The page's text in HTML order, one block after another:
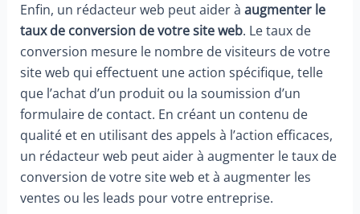
Enfin, un rédacteur web peut aider à augmenter le
taux de conversion de votre site web. Le taux de
conversion mesure le nombre de visiteurs de votre
site web qui effectuent une action spécifique, telle
que l’achat d’un produit ou la soumission d’un
formulaire de contact. En créant un contenu de
qualité et en utilisant des appels à l’action efficaces,
un rédacteur web peut aider à augmenter le taux de
conversion de votre site web et à augmenter les
ventes ou les leads pour votre entreprise.